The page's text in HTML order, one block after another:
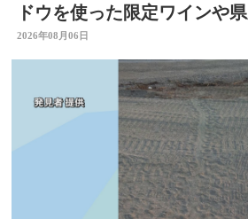
ドウを使った限定ワインや
など 大分
2026年08月06日